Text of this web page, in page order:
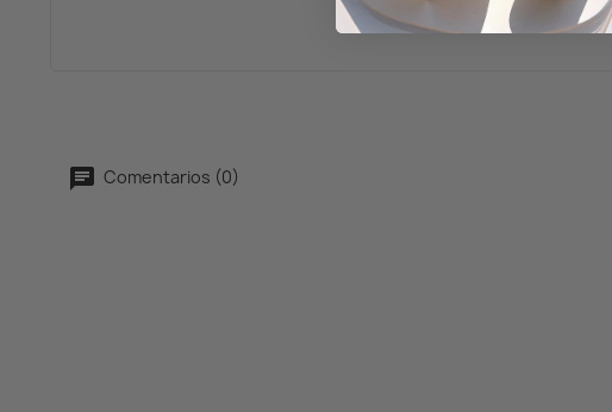
Comentarios (0)